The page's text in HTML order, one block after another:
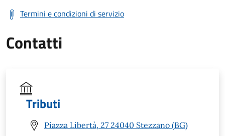
Termini e condizioni di servizio
Contatti
Tributi
Piazza Libertà, 27 24040 Stezzano (BG)